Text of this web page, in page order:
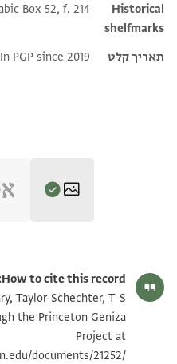
Historical
shelfmarks
Box 52, f. 214
תאריך קלט In PGP since 2019
T-S Ar.52.214 1v
תנאי היתר שימוש בתצלום
How to cite this record:
Taylor-Schechter, T-S
the Princeton Geniza
Project at
documents/21252/